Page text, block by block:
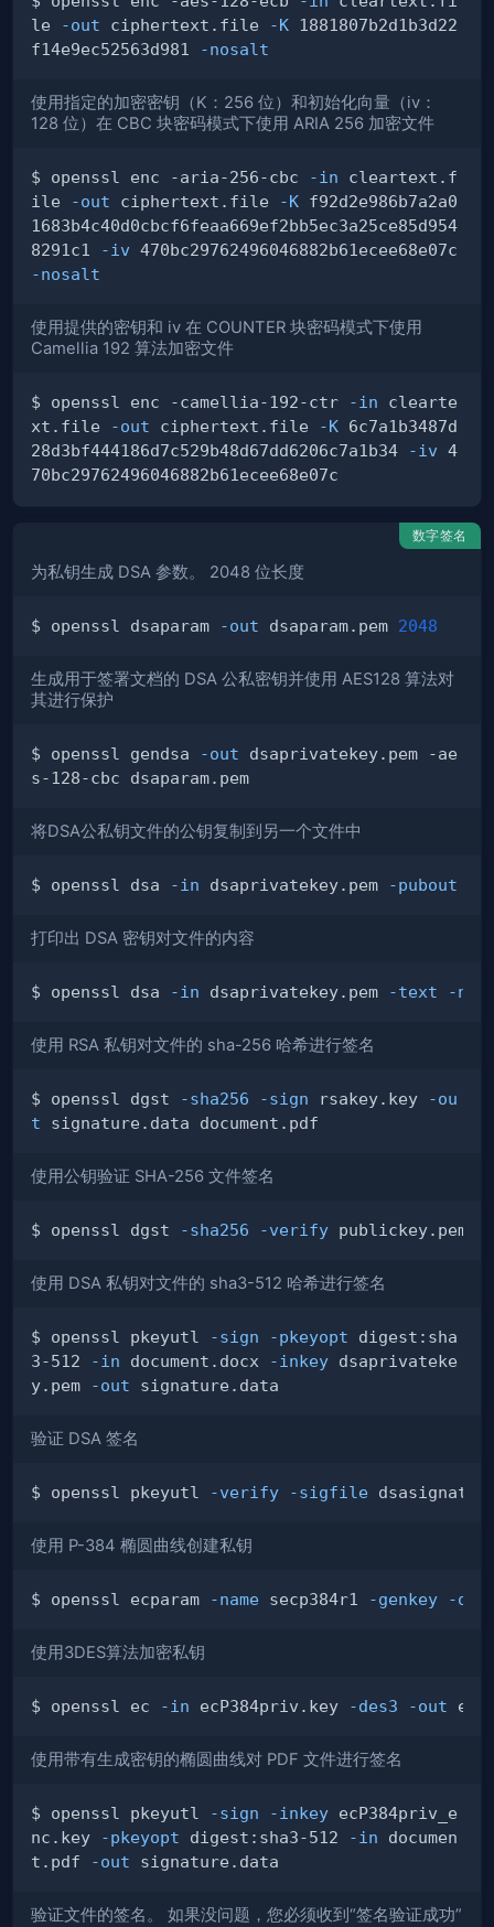
le
-out ciphertext.file -K 1881807b2d1b3d22
f14e9ec52563d981
-nosalt
使用指定的加密密钥（K：256 位）和初始化向量（iv：
128 位）在 CBC 块密码模式下使用 ARIA 256 加密文件
$ openssl enc -aria-256-cbc -in cleartext.f
ile
-out ciphertext.file -K f92d2e986b7a2a0
1683b4c40d0cbcf6feaa669ef2bb5ec3a25ce85d954
8291c1
-iv
-nosalt
使用提供的密钥和 iv 在 COUNTER 块密码模式下使用
Camellia 192 算法加密文件
$ openssl enc -camellia-192-ctr -in clearte
xt.file
-out ciphertext.file -K 6c7a1b3487d
28d3bf444186d7c529b48d67dd6206c7a1b34
-iv 4
数字签名
为私钥生成 DSA 参数。 2048 位长度
$ openssl dsaparam -out dsaparam.pem 2048
生成用于签署文档的 DSA 公私密钥并使用 AES128 算法对
其进行保护
$ openssl gendsa -out dsaprivatekey.pem -ae
将DSA公私钥文件的公钥复制到另一个文件中
$ openssl dsa -in dsaprivatekey.pem -pubout
打印出 DSA 密钥对文件的内容
$ openssl dsa -in dsaprivatekey.pem -text -
使用 RSA 私钥对文件的 sha-256 哈希进行签名
$ openssl dgst -sha256 -sign rsakey.key
-ou
t
使用公钥验证 SHA-256 文件签名
$ openssl dgst -sha256 -verify publickey.pem
使用 DSA 私钥对文件的 sha3-512 哈希进行签名
$ openssl pkeyutl -sign -pkeyopt digest:sha
3-512
-in document.docx -inkey dsaprivateke
y.pem
-out
验证 DSA 签名
$ openssl pkeyutl -verify -sigfile
使用 P-384 椭圆曲线创建私钥
$ openssl ecparam -name secp384r1 -genkey -out
使用3DES算法加密私钥
$ openssl ec -in ecP384priv.key -des3 -out
使用带有生成密钥的椭圆曲线对 PDF 文件进行签名
$ openssl pkeyutl -sign -inkey ecP384priv_e
nc.key
-pkeyopt digest:sha3-512 -in documen
t.pdf
-out
验证文件的签名。 如果没问题，您必须收到“签名验证成功”